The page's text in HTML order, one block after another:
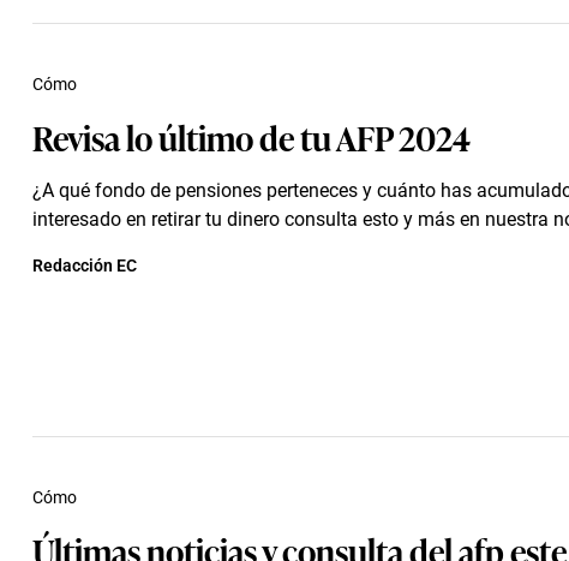
Revisa lo último de tu AFP 2024
¿A qué fondo de pensiones perteneces y cuánto has
interesado en retirar tu dinero consulta esto y más en nuestra
Cómo
Redacción EC
Últimas noticias y consulta del afp este
Cómo